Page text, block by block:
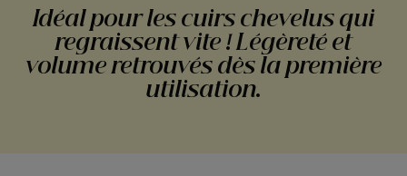
Idéal pour les cuirs chevelus qui
regraissent vite ! Légèreté et
volume retrouvés dès la première
utilisation.